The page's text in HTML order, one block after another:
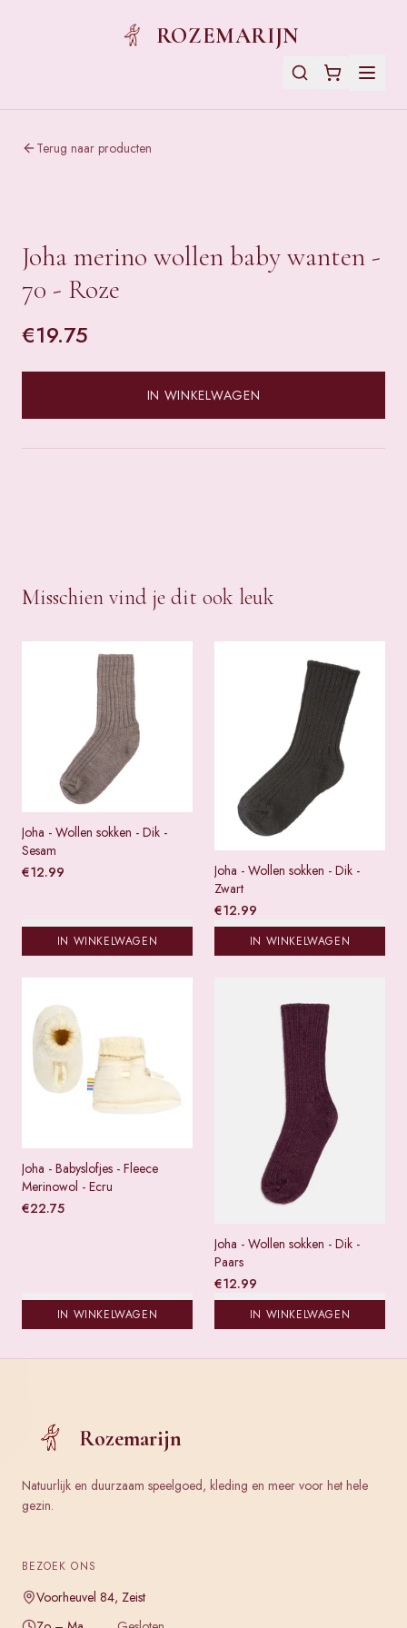
ROZEMARIJN
Terug naar producten
Joha merino wollen baby wanten -
70 - Roze
€19.75
IN WINKELWAGEN
Misschien vind je dit ook leuk
Joha - Wollen sokken - Dik -
Sesam
€12.99
IN WINKELWAGEN
Joha - Wollen sokken - Dik -
Zwart
€12.99
IN WINKELWAGEN
Joha - Babyslofjes - Fleece
Merinowol - Ecru
€22.75
IN WINKELWAGEN
Joha - Wollen sokken - Dik -
Paars
€12.99
IN WINKELWAGEN
Rozemarijn
Natuurlijk en duurzaam speelgoed, kleding en meer voor het hele
gezin.
BEZOEK ONS
Voorheuvel 84, Zeist